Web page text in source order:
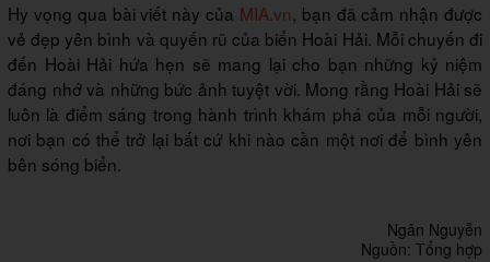
Hy vọng qua bài viết này của MIA.vn, bạn đã cảm nhận được
vẻ đẹp yên bình và quyến rũ của biển Hoài Hải. Mỗi chuyến đi
đến Hoài Hải hứa hẹn sẽ mang lại cho bạn những kỷ niệm
đáng nhớ và những bức ảnh tuyệt vời. Mong rằng Hoài Hải sẽ
luôn là điểm sáng trong hành trình khám phá của mỗi người,
nơi bạn có thể trở lại bất cứ khi nào cần một nơi để bình yên
bên sóng biển.
Ngân Nguyễn
Nguồn: Tổng hợp